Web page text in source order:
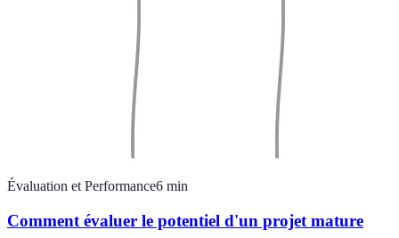
Évaluation et Performance6 min
Comment évaluer le potentiel d'un projet mature